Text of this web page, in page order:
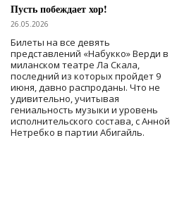
Пусть побеждает хор!
26.05.2026
Билеты на все девять
представлений «Набукко» Верди в
миланском театре Ла Скала,
последний из которых пройдет 9
июня, давно распроданы. Что не
удивительно, учитывая
гениальность музыки и уровень
исполнительского состава, с Анной
Нетребко в партии Абигайль.